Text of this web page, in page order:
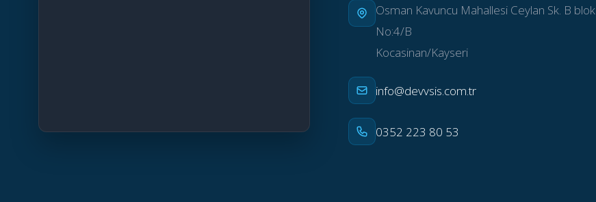
Osman Kavuncu Mahallesi Ceylan Sk. B blok
No:4/B
Kocasinan/Kayseri
info@devvsis.com.tr
0352 223 80 53